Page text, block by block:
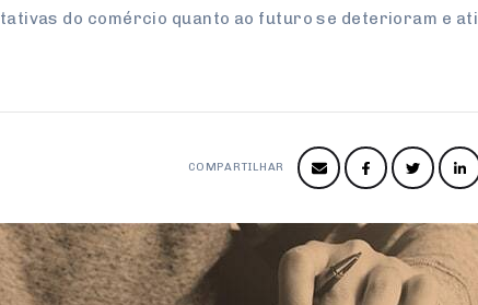
do comércio quanto ao futuro se deterioram e
COMPARTILHAR